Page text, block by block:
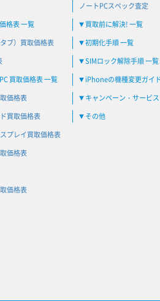
格表 一覧
ブ）買取価格表
買取価格表 一覧
価格表
買取価格表
プレイ買取価格表
価格表
価格表
ノートPCスペック査定
▼ 買取前に解決! 一覧
▼ 初期化手順 一覧
▼ SIMロック解除手順 一覧
▼ iPhoneの機種変更ガイ
▼ キャンペーン・サービ
▼ その他